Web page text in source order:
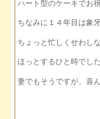
ハート型のケーキでお
ちなみに１４年目は象
ちょっと忙しくせわし
ほっとするひと時でし
妻でもそうですが、喜